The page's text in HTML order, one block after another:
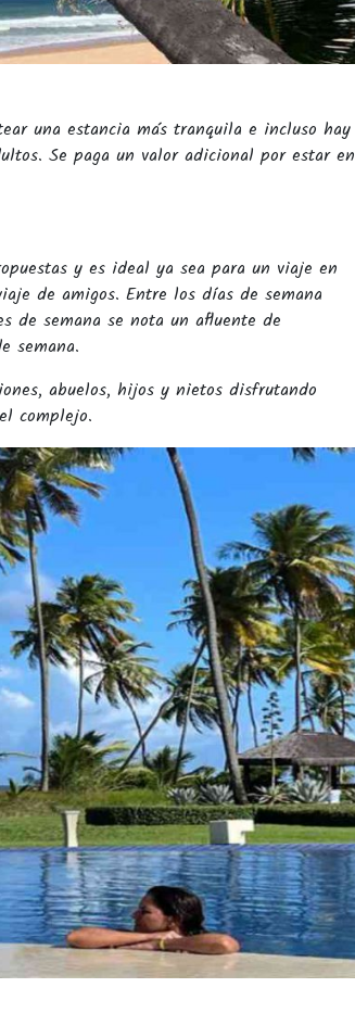
una estancia más tranquila e incluso hay
Se paga un valor adicional por estar en
y es ideal ya sea para un viaje en
de amigos. Entre los días de semana
de semana se nota un afluente de
semana.
abuelos, hijos y nietos disfrutando
complejo.